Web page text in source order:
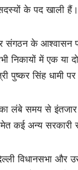
के पद खाली हैं।
संगठन के आश्वासन
निकायों में एक या
पुष्कर सिंह धामी
का लंबे समय से
कई अन्य
विधानसभा और